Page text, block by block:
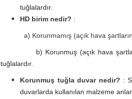
tuğlalardır.
HD birim nedir? :
a) Korunmamış (açık hava şartlarına
b) Korunmuş (açık hava
tuğlalardır.
Korunmuş tuğla duvar nedir? :
duvarlarda kullanılan malzeme